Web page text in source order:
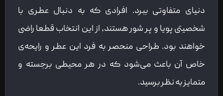
دنیای متفاوتی ببرد. افرادی که به دنبال عطری با
شخصیتی پویا و پر شور هستند، از این انتخاب قطعا راضی
خواهند بود. طراحی منحصر به فرد این عطر و رایحه‌ی
خاص آن باعث می‌شود که در هر محیطی برجسته و
متمایز به نظر برسید.